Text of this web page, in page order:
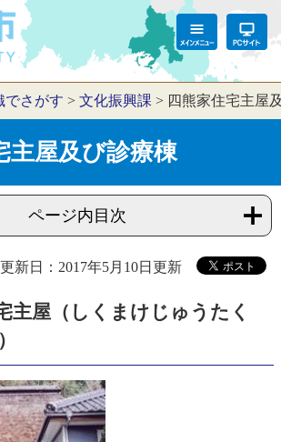
でさがす > 文化振興課 > 四熊家住宅主屋
主屋及び診療棟
ページ内目次
更新日：2017年5月10日更新
主屋（しくまけじゅうたく